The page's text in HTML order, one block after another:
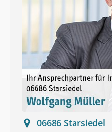
06686 Starsiedel